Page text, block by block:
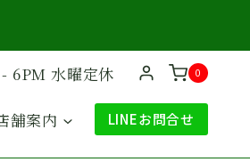
6PM 水曜定休 0
舗案内 LINEお問合せ